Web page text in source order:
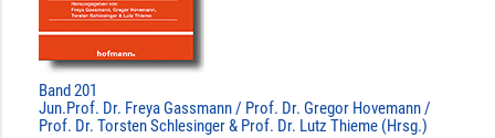
Band 201
Jun.Prof. Dr. Freya Gassmann / Prof. Dr. Gregor Hovemann /
Prof. Dr. Torsten Schlesinger & Prof. Dr. Lutz Thieme (Hrsg.)